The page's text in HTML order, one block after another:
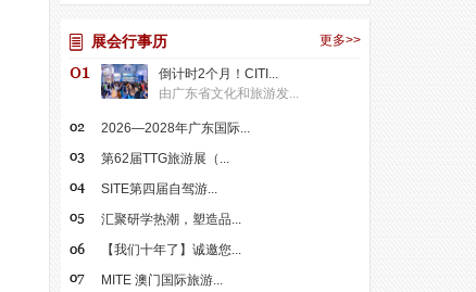
更多>>
展会行事历
倒计时2个月！CITI...
由广东省文化和旅游发...
2026—2028年广东国际...
第62届TTG旅游展（...
SITE第四届自驾游...
汇聚研学热潮，塑造品...
【我们十年了】诚邀您...
MITE 澳门国际旅游...